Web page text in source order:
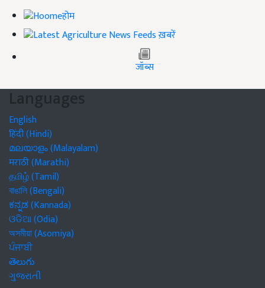
होम
ख़बरें
जॉब्स
Languages
English
हिंदी (Hindi)
മലയാളം (Malayalam)
मराठी (Marathi)
தமிழ் (Tamil)
বাঙালি (Bengali)
ಕನ್ನಡ (Kannada)
ଓଡିଆ (Odia)
অসমীয়া (Asomiya)
ਪੰਜਾਬੀ
తెలుగు
ગુજરાતી